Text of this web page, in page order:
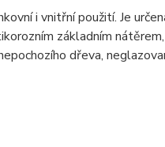
i vnitřní použití. Je
základním
dřeva,